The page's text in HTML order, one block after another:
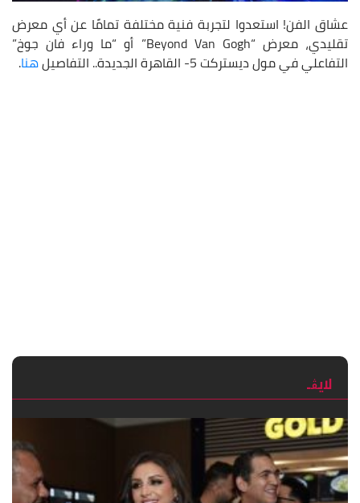
عشاق الفن! استعدوا لتجربة فنية مختلفة تمامًا عن أي معرض
تقليدي، معرض “Beyond Van Gogh” أو “ما وراء فان جوخ”
التفاعلي في مول ديستركت 5- القاهرة الجديدة.. التفاصيل
هنا.
لايڨـ